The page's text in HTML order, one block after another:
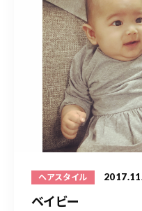
ヘアスタイル
ベイビー